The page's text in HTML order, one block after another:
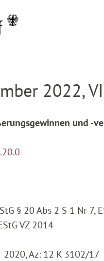
2022,
und -
§ 20 Abs 2 S 1 Nr 7,
VZ 2014
Az: 12 K 3102/17